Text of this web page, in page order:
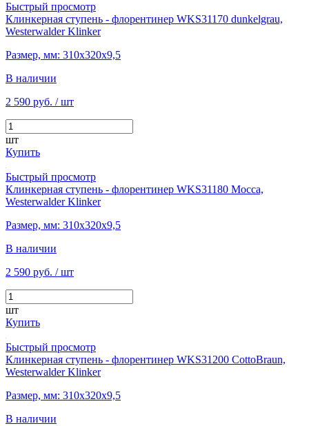
Быстрый просмотр
Клинкерная ступень - флорентинер WKS31170 dunkelgrau,
Westerwalder Klinker
Размер, мм: 310х320х9,5
В наличии
2 590 руб. / шт
шт
Купить
Быстрый просмотр
Клинкерная ступень - флорентинер WKS31180 Mocca,
Westerwalder Klinker
Размер, мм: 310х320х9,5
В наличии
2 590 руб. / шт
шт
Купить
Быстрый просмотр
Клинкерная ступень - флорентинер WKS31200 CottoBraun,
Westerwalder Klinker
Размер, мм: 310х320х9,5
В наличии